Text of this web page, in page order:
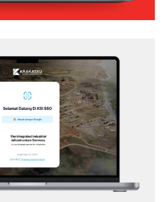
KSI – SSO
Web Application